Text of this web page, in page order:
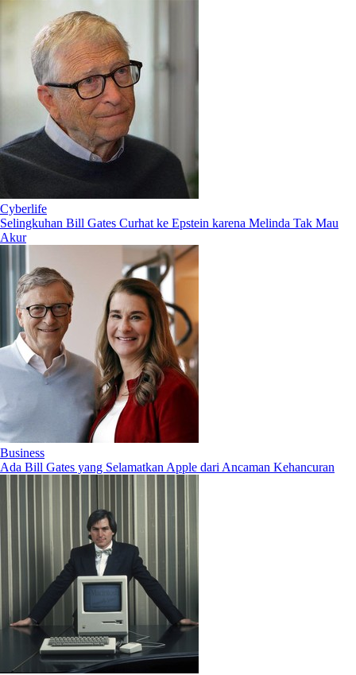
Cyberlife
Selingkuhan Bill Gates Curhat ke Epstein karena Melinda Tak Mau
Akur
Business
Ada Bill Gates yang Selamatkan Apple dari Ancaman Kehancuran